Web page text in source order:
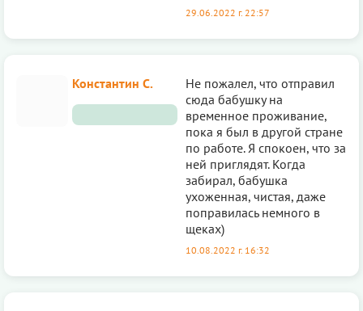
29.06.2022 г. 22:57
Константин С.
Не пожалел, что отправил
сюда бабушку на
временное проживание,
пока я был в другой стране
по работе. Я спокоен, что за
ней приглядят. Когда
забирал, бабушка
ухоженная, чистая, даже
поправилась немного в
щеках)
10.08.2022 г. 16:32